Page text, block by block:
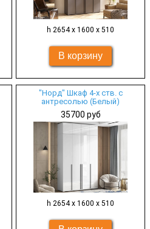
h 2654 х 1600 х 510
"Норд" Шкаф 4-х ств. с
антресолью (Белый)
35700 руб
h 2654 х 1600 х 510